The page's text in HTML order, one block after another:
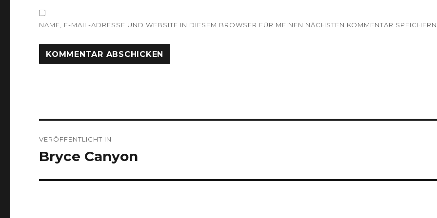
NAME, E-MAIL-ADRESSE UND WEBSITE IN DIESEM BROWSER FÜR MEINEN NÄCHSTEN KOMMENTAR
VERÖFFENTLICHT IN
Bryce Canyon